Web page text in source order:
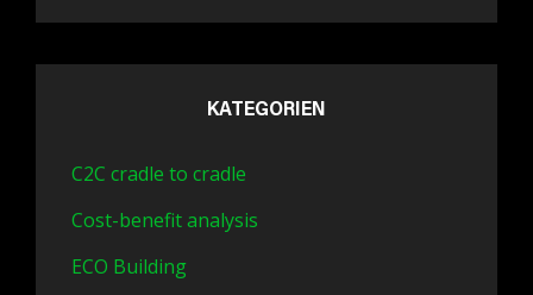
KATEGORIEN
C2C cradle to cradle
Cost-benefit analysis
ECO Building